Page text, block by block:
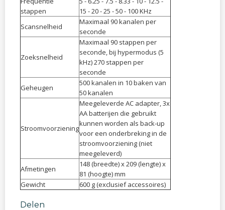
stappen
15 - 20 - 25 - 50 - 100 KHz
Scansnelheid
Maximaal 90 kanalen per
seconde
Zoeksnelheid
Maximaal 90 stappen per
seconde, bij hypermodus (5
kHz) 270 stappen per
seconde
Geheugen
500 kanalen in 10 baken van
50 kanalen
Stroomvoorziening
Meegeleverde AC adapter, 3x
AA batterijen die gebruikt
kunnen worden als back-up
voor een onderbreking in de
stroomvoorziening (niet
meegeleverd)
Afmetingen
148 (breedte) x 209 (lengte) x
81 (hoogte) mm
Gewicht
600 g (exclusief accessoires)
Delen